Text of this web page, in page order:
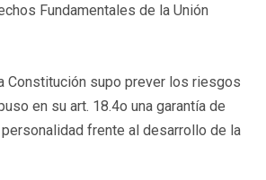
Fundamentales de la Unión
Constitución supo prever los riesgos
en su art. 18.4o una garantía de
frente al desarrollo de la